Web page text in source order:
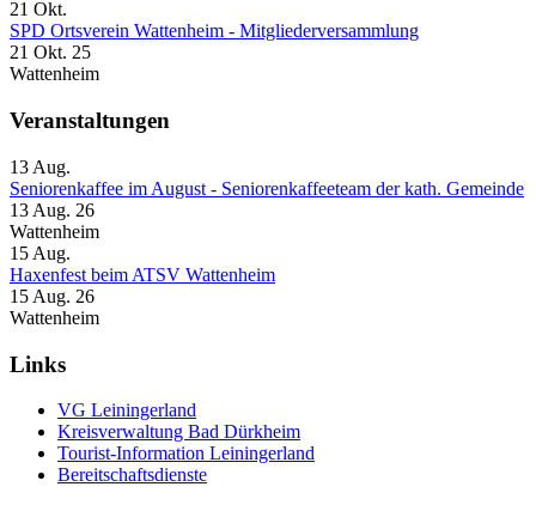
21 Okt.
SPD Ortsverein Wattenheim - Mitgliederversammlung
21 Okt. 25
Wattenheim
Veranstaltungen
13 Aug.
Seniorenkaffee im August - Seniorenkaffeeteam der kath. Gemeinde
13 Aug. 26
Wattenheim
15 Aug.
Haxenfest beim ATSV Wattenheim
15 Aug. 26
Wattenheim
Links
VG Leiningerland
Kreisverwaltung Bad Dürkheim
Tourist-Information Leiningerland
Bereitschaftsdienste